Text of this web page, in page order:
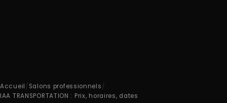
Accueil/ Salons professionnels/
IAA TRANSPORTATION : Prix, horaires, dates